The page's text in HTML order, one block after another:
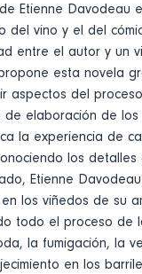
Etienne Davodeau
del vino y el del
entre el autor y un
esta novela
aspectos del
elaboración de los
la experiencia de
los
Etienne
los viñedos de su
todo el proceso de
la fumigación, la
en los